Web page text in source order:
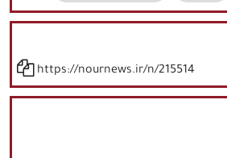
https://nournews.ir/n/215514